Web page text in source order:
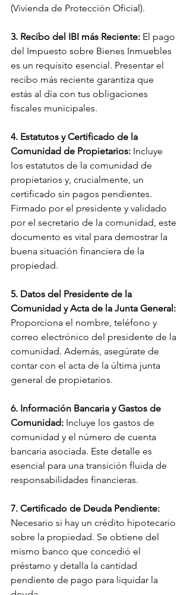
(Vivienda de Protección Oficial).
3. Recibo del IBI más Reciente: El pago
del Impuesto sobre Bienes Inmuebles
es un requisito esencial. Presentar el
recibo más reciente garantiza que
estás al día con tus obligaciones
fiscales municipales.
4. Estatutos y Certificado de la
Comunidad de Propietarios: Incluye
los estatutos de la comunidad de
propietarios y, crucialmente, un
certificado sin pagos pendientes.
Firmado por el presidente y validado
por el secretario de la comunidad, este
documento es vital para demostrar la
buena situación financiera de la
propiedad.
5. Datos del Presidente de la
Comunidad y Acta de la Junta General:
Proporciona el nombre, teléfono y
correo electrónico del presidente de la
comunidad. Además, asegúrate de
contar con el acta de la última junta
general de propietarios.
6. Información Bancaria y Gastos de
Comunidad: Incluye los gastos de
comunidad y el número de cuenta
bancaria asociada. Este detalle es
esencial para una transición fluida de
responsabilidades financieras.
7. Certificado de Deuda Pendiente:
Necesario si hay un crédito hipotecario
sobre la propiedad. Se obtiene del
mismo banco que concedió el
préstamo y detalla la cantidad
pendiente de pago para liquidar la